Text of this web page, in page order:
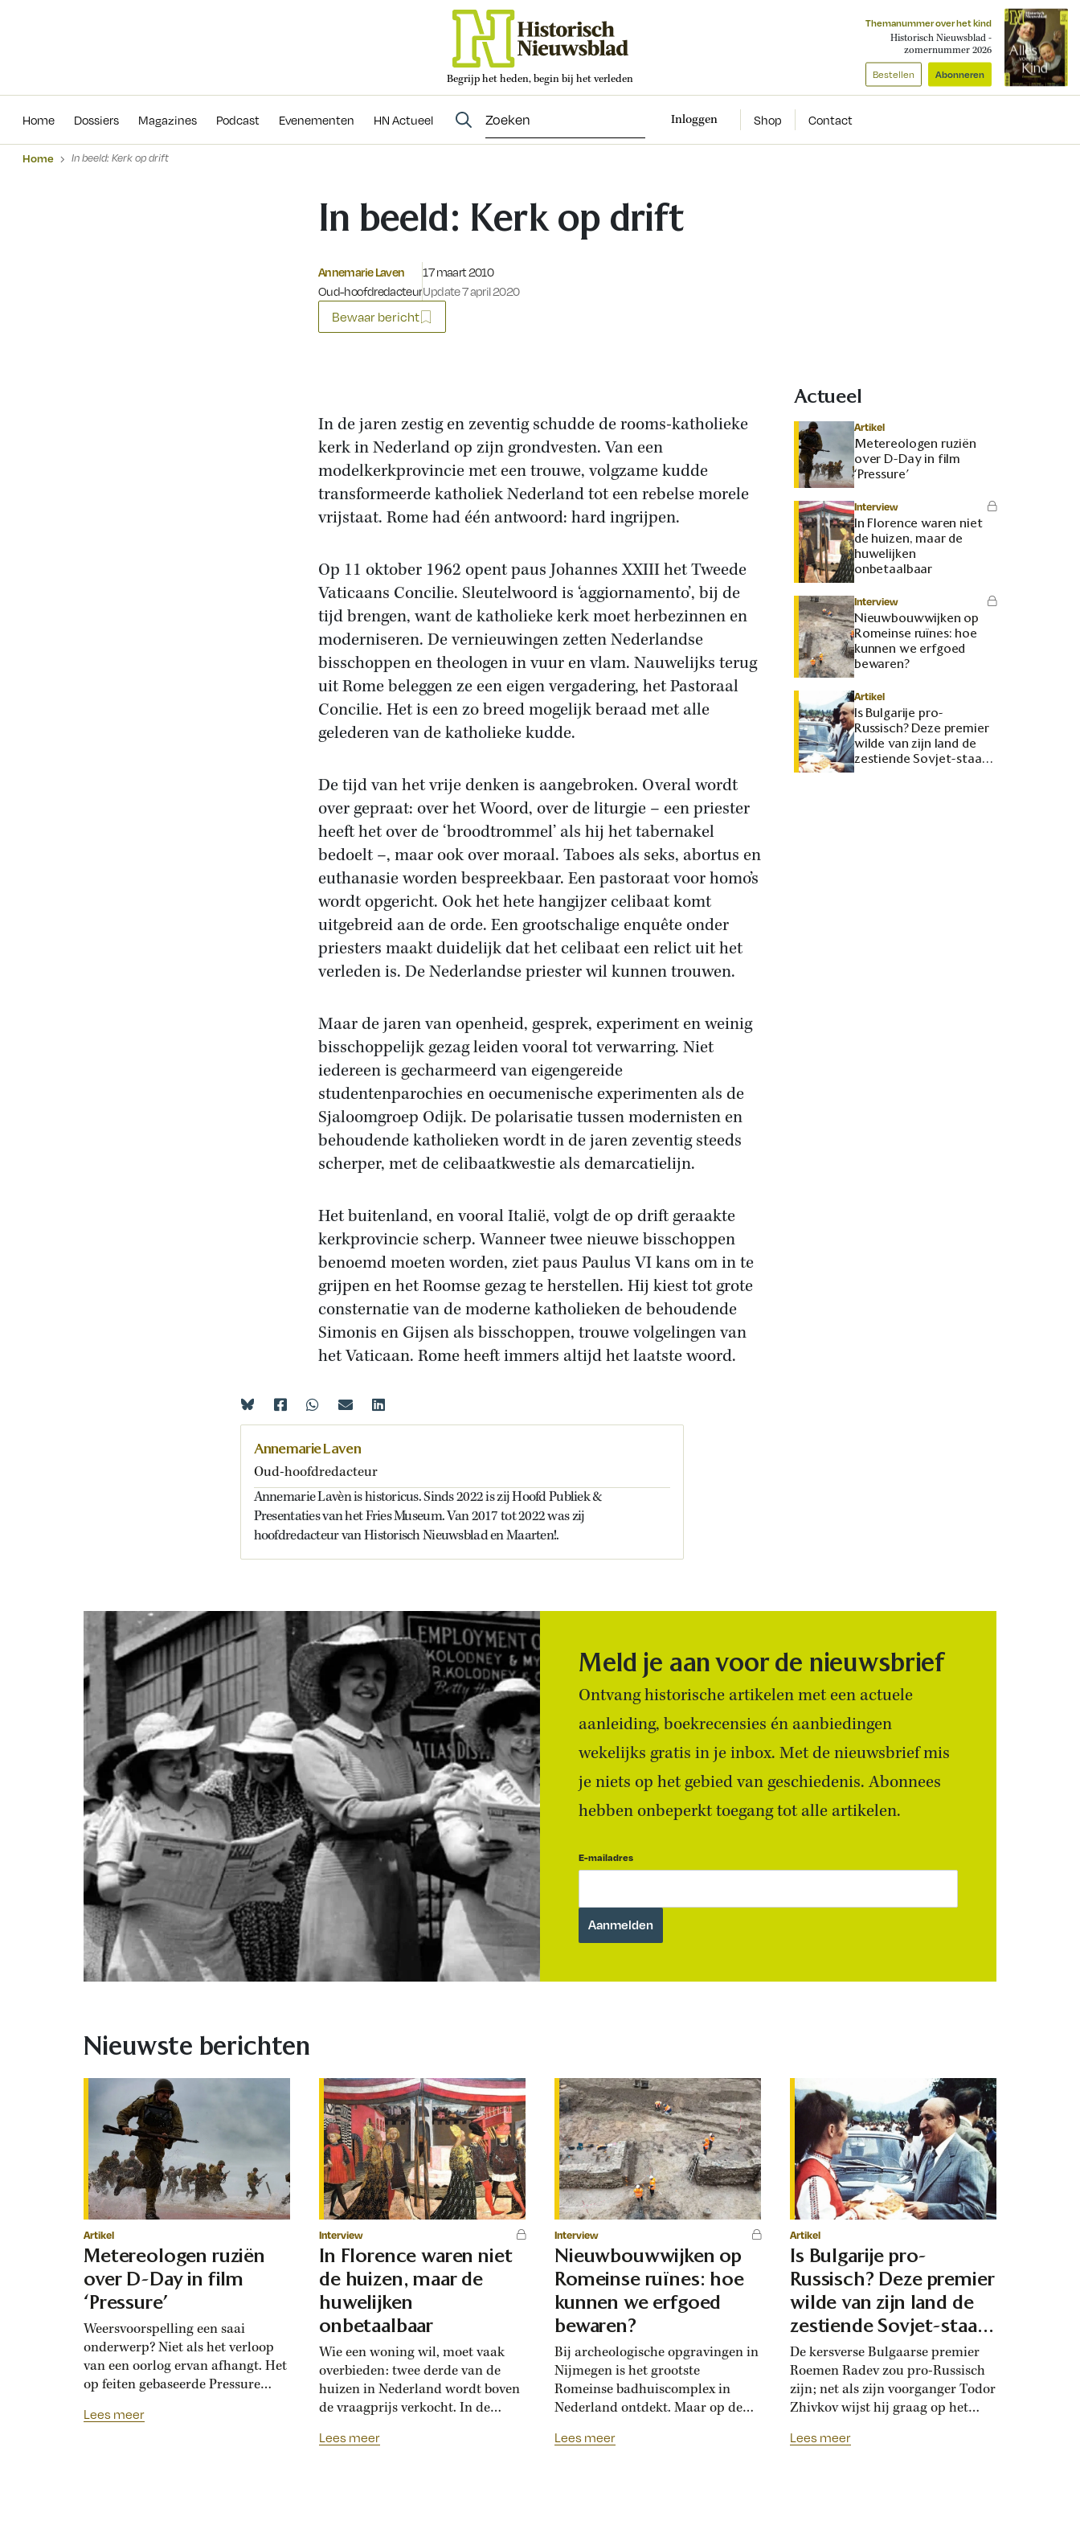
Begrijp het heden, begin bij het verleden
Themanummer over het kind
Historisch Nieuwsblad -
zomernummer 2026
Bestellen Abonneren
Home Dossiers Magazines Podcast Evenementen HN Actueel Inloggen Shop Contact
Evenementen
Home In beeld: Kerk op drift
In beeld: Kerk op drift
Annemarie Laven
Oud-hoofdredacteur
Gepubliceerd op:
17 maart 2010
Update 7 april 2020
Bewaar bericht
In de jaren zestig en zeventig schudde de rooms-katholieke
kerk in Nederland op zijn grondvesten. Van een
modelkerkprovincie met een trouwe, volgzame kudde
transformeerde katholiek Nederland tot een rebelse morele
vrijstaat. Rome had één antwoord: hard ingrijpen.
Op 11 oktober 1962 opent paus Johannes XXIII het Tweede
Vaticaans Concilie. Sleutelwoord is ‘aggiornamento’, bij de
tijd brengen, want de katholieke kerk moet herbezinnen en
moderniseren. De vernieuwingen zetten Nederlandse
bisschoppen en theologen in vuur en vlam. Nauwelijks terug
uit Rome beleggen ze een eigen vergadering, het Pastoraal
Concilie. Het is een zo breed mogelijk beraad met alle
gelederen van de katholieke kudde.
De tijd van het vrije denken is aangebroken. Overal wordt
over gepraat: over het Woord, over de liturgie – een priester
heeft het over de ‘broodtrommel’ als hij het tabernakel
bedoelt –, maar ook over moraal. Taboes als seks, abortus en
euthanasie worden bespreekbaar. Een pastoraat voor homo’s
wordt opgericht. Ook het hete hangijzer celibaat komt
uitgebreid aan de orde. Een grootschalige enquête onder
priesters maakt duidelijk dat het celibaat een relict uit het
verleden is. De Nederlandse priester wil kunnen trouwen.
Maar de jaren van openheid, gesprek, experiment en weinig
bisschoppelijk gezag leiden vooral tot verwarring. Niet
iedereen is gecharmeerd van eigengereide
studentenparochies en oecumenische experimenten als de
Sjaloomgroep Odijk. De polarisatie tussen modernisten en
behoudende katholieken wordt in de jaren zeventig steeds
scherper, met de celibaatkwestie als demarcatielijn.
Het buitenland, en vooral Italië, volgt de op drift geraakte
kerkprovincie scherp. Wanneer twee nieuwe bisschoppen
benoemd moeten worden, ziet paus Paulus VI kans om in te
grijpen en het Roomse gezag te herstellen. Hij kiest tot grote
consternatie van de moderne katholieken de behoudende
Simonis en Gijsen als bisschoppen, trouwe volgelingen van
het Vaticaan. Rome heeft immers altijd het laatste woord.
Actueel
Artikel
Metereologen ruziën
over D-Day in film
‘Pressure’
Interview
In Florence waren niet
de huizen, maar de
huwelijken
onbetaalbaar
Interview
Nieuwbouwwijken op
Romeinse ruïnes: hoe
kunnen we erfgoed
bewaren?
Artikel
Is Bulgarije pro-
Russisch? Deze premier
wilde van zijn land de
zestiende Sovjet-staat
maken
Annemarie Laven
Oud-hoofdredacteur
Annemarie Lavèn is historicus. Sinds 2022 is zij Hoofd Publiek &
Presentaties van het Fries Museum. Van 2017 tot 2022 was zij
hoofdredacteur van Historisch Nieuwsblad en Maarten!.
Meld je aan voor de nieuwsbrief
Ontvang historische artikelen met een actuele
aanleiding, boekrecensies én aanbiedingen
wekelijks gratis in je inbox. Met de nieuwsbrief mis
je niets op het gebied van geschiedenis. Abonnees
hebben onbeperkt toegang tot alle artikelen.
E-mailadres
Nieuwste berichten
Artikel
Metereologen ruziën
over D-Day in film
‘Pressure’
Weersvoorspelling een saai
onderwerp? Niet als het verloop
van een oorlog ervan afhangt. Het
op feiten gebaseerde Pressure
tussen geallieerde meteorologen
Lees meer
Interview
In Florence waren niet
de huizen, maar de
huwelijken
onbetaalbaar
Wie een woning wil, moet vaak
overbieden: twee derde van de
huizen in Nederland wordt boven
de vraagprijs verkocht. In de
ook last van overbiedingsgekte:
Lees meer
Interview
Nieuwbouwwijken op
Romeinse ruïnes: hoe
kunnen we erfgoed
bewaren?
Bij archeologische opgravingen in
Nijmegen is het grootste
Romeinse badhuiscomplex in
Nederland ontdekt. Maar op de
binnenkort een nieuwe woonwijk
Lees meer
Artikel
Is Bulgarije pro-
Russisch? Deze premier
wilde van zijn land de
zestiende Sovjet-staat
maken
De kersverse Bulgaarse premier
Roemen Radev zou pro-Russisch
zijn; net als zijn voorganger Todor
Zhivkov wijst hij graag op het
1878. Die vroegere premier was zo
Lees meer